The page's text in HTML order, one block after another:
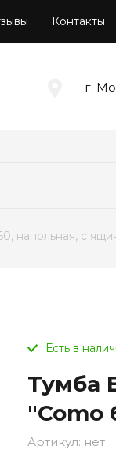
Контакты
г.
напольная, с
Есть в
Тумба
"Como
Артикул: нет